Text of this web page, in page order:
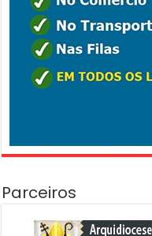
Parceiros